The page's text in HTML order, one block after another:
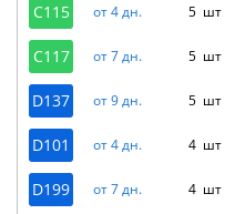
C115 от 4 дн. 5 шт
C117 от 7 дн. 5 шт
D137 от 9 дн. 5 шт
D101 от 4 дн. 4 шт
D199 от 7 дн. 4 шт